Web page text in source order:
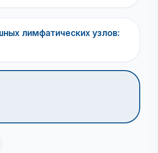
лимфатических узлов: